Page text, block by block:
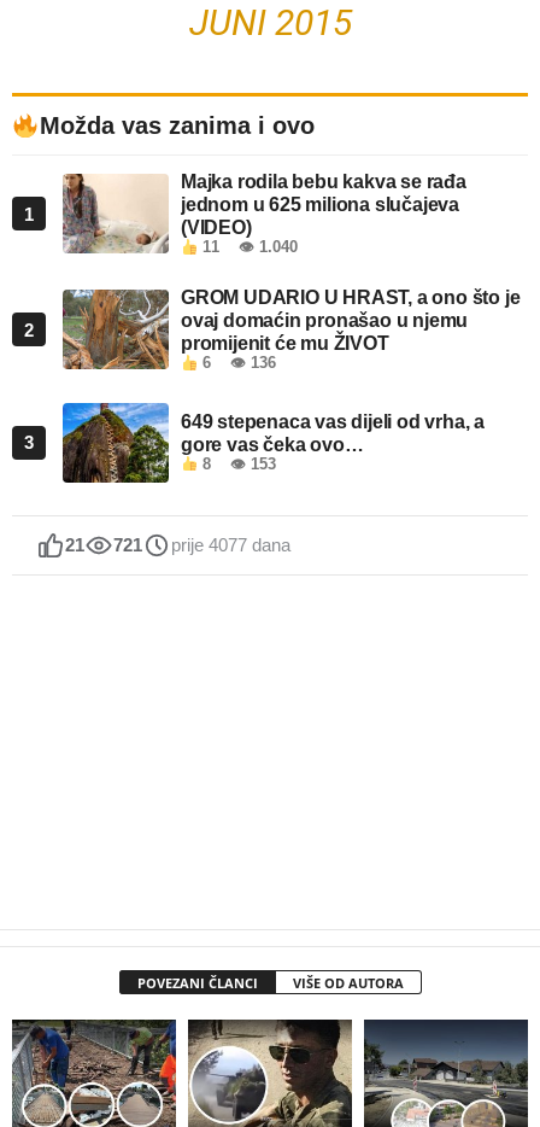
JUNI 2015
Možda vas zanima i ovo
1
Majka rodila bebu kakva se rađa
jednom u 625 miliona slučajeva
(VIDEO)
11 👁 1.040
2
GROM UDARIO U HRAST, a ono što je
ovaj domaćin pronašao u njemu
promijenit će mu ŽIVOT
6 👁 136
3
649 stepenaca vas dijeli od vrha, a
gore vas čeka ovo…
8 👁 153
21 721 prije 4077 dana
POVEZANI ČLANCI VIŠE OD AUTORA